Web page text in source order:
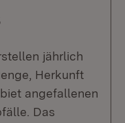
jährlich
Herkunft
angefallenen
Das